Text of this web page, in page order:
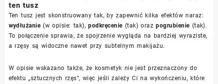
ten tusz
Ten tusz jest skonstruowany tak, by zapewnić kilka efektów naraz:
wydłużanie(w opisie: tak),podkręcenie(tak) orazpogrubienie(tak).
To połączenie sprawia, że spojrzenie wygląda na bardziej wyraziste,
a rzęsy są widoczne nawet przy subtelnym makijażu.
W opisie wskazano także, że kosmetyk nie jest przeznaczony do
efektu „sztucznych rzęs”, więc jeśli zależy Ci na wykończeniu, które